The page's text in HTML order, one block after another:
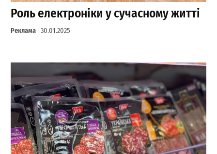
Роль електроніки у сучасному житті
Реклама 30.01.2025